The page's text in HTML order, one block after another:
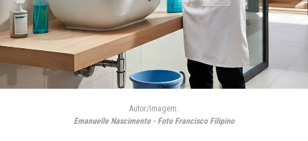
Autor/Imagem:
Emanuelle Nascimento - Foto Francisco Filipino